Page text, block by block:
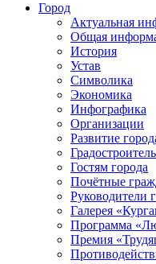
Город
Актуальная
Общая
История
Устав
Символика
Экономика
Инфографика
Организации
Развитие
Гостям города
Почётные
Руководители
Галерея
Программа
Премия